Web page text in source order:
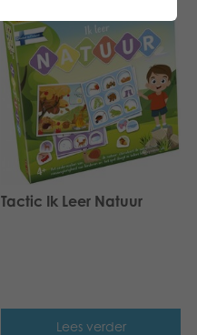
Tactic Ik Leer Natuur
Lees verder